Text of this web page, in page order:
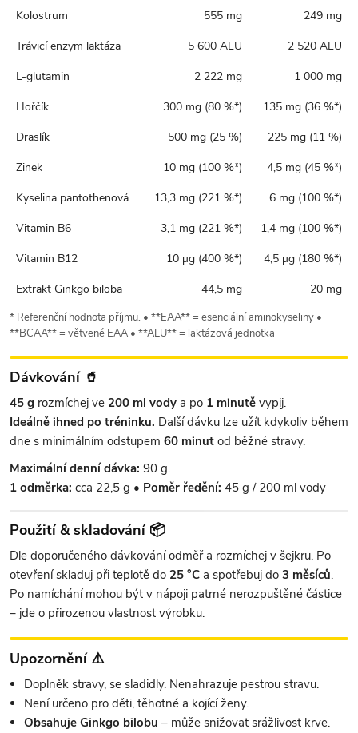
Kolostrum
555 mg
249 mg
Trávicí enzym laktáza
5 600 ALU
2 520 ALU
L-glutamin
2 222 mg
1 000 mg
Hořčík
300 mg (80 %*)
135 mg (36 %*)
Draslík
500 mg (25 %)
225 mg (11 %)
Zinek
10 mg (100 %*)
4,5 mg (45 %*)
Kyselina pantothenová
13,3 mg (221 %*)
6 mg (100 %*)
Vitamin B6
3,1 mg (221 %*)
1,4 mg (100 %*)
Vitamin B12
10 µg (400 %*)
4,5 µg (180 %*)
Extrakt Ginkgo biloba
44,5 mg 20 mg
* Referenční hodnota příjmu. • **EAA** = esenciální aminokyseliny •
**BCAA** = větvené EAA • **ALU** = laktázová jednotka
Dávkování 🥤
45 g rozmíchej ve 200 ml vody a po 1 minutě vypij.
Ideálně ihned po tréninku. Další dávku lze užít kdykoliv během
dne s minimálním odstupem 60 minut od běžné stravy.
Maximální denní dávka: 90 g.
1 odměrka: cca 22,5 g • Poměr ředění: 45 g / 200 ml vody
Použití & skladování 📦
Dle doporučeného dávkování odměř a rozmíchej v šejkru. Po
otevření skladuj při teplotě do 25 °C a spotřebuj do 3 měsíců.
Po namíchání mohou být v nápoji patrné nerozpuštěné částice
– jde o přirozenou vlastnost výrobku.
Upozornění ⚠️
Doplněk stravy, se sladidly. Nenahrazuje pestrou stravu.
Není určeno pro děti, těhotné a kojící ženy.
Obsahuje Ginkgo bilobu – může snižovat srážlivost krve.